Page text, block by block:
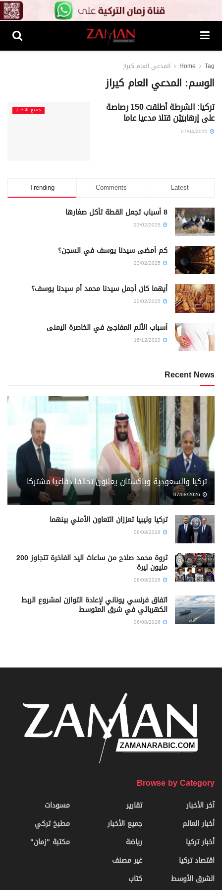
Home Tag المدعي العام كيراز
الوسم: المدعي العام كيراز
جميع الأخبار تركيا: الشرطة أطلقت 150 رصاصة
على إرهابيَيْن قتلا مدعيا عاما
Trending Comments Latest
8 أسباب تجعل القطة تأكل صغارها
كم أمضى سيدنا يوسف في السجن؟
أيهما كان أجمل سيدنا محمد أم سيدنا يوسف؟
أسباب الألم المفاجئ في الخاصرة اليمنى
Recent News
تركيا والسعودية وباكستان يعلنون تحالفا دفاعيا مشتركا
تركيا وليبيا تعززان التعاون الأمني بينهما
ثروة محمد صلاح من ساعات اليد الفاخرة تتجاوز 200
مليون ليرة
اتفاق فرنسي يوناني لإعادة التوازن لمشروع الربط
الكهربائي في شرق المتوسط
Browse by Category
آخر الأخبار
أخبار العالم
أخبار تركيا
اقتصاد تركيا
الشرق الأوسط
تقارير
جميع الأخبار
رياضة
غير مصنف
كتاب
مسودات
مطبخ تركي
مكتبة "زمان"